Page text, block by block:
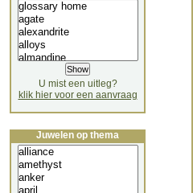
U mist een uitleg?
klik hier voor een aanvraag
Juwelen op thema